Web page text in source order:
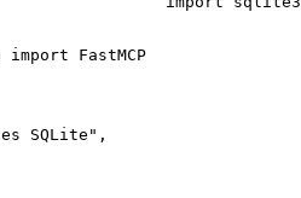
FastMCP
SQLite",